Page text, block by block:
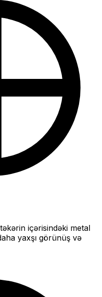
içərisindəki metal
yaxşı görünüş və